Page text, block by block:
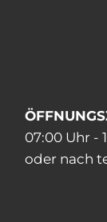
07:00 Uhr -
oder nach